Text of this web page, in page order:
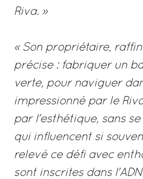
Riva. »
« Son propriétaire,
précise : fabriquer un
verte, pour naviguer
impressionné par le
par l'esthétique, sans
qui influencent si
relevé ce défi avec
sont inscrites dans